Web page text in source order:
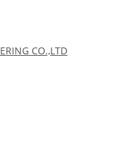
CO.,LTD